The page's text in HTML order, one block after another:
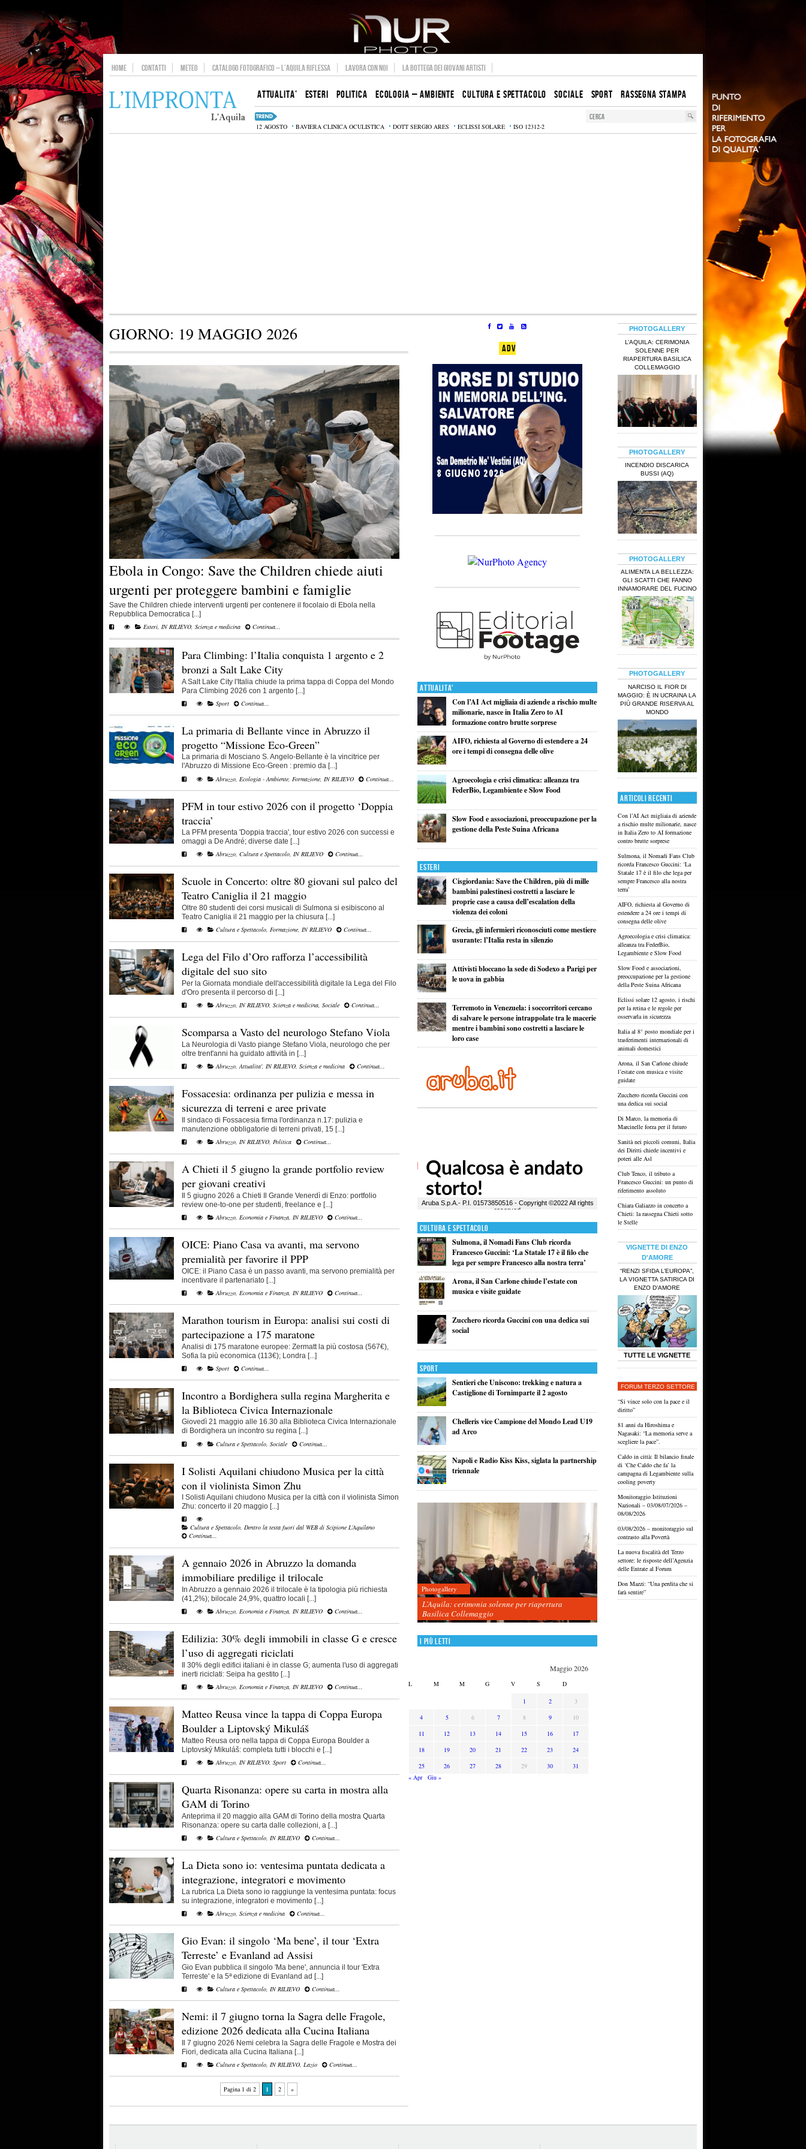
HOME CONTATTI METEO CATALOGO FOTOGRAFICO – L’AQUILA RIFLESSA LAVORA CON NOI LA BOTTEGA DEI GIOVANI ARTISTI
ATTUALITA’ ESTERI POLITICA ECOLOGIA – AMBIENTE CULTURA E SPETTACOLO SOCIALE SPORT RASSEGNA STAMPA
12 AGOSTO BAVIERA CLINICA OCULISTICA DOTT SERGIO ARES ECLISSI SOLARE ISO 12312-2
GIORNO: 19 MAGGIO 2026
Ebola in Congo: Save the Children chiede aiuti
urgenti per proteggere bambini e famiglie
Save the Children chiede interventi urgenti per contenere il focolaio di Ebola nella
Repubblica Democratica [...]
Esteri IN RILIEVO Scienza e medicina Continua...
Para Climbing: l’Italia conquista 1 argento e 2
bronzi a Salt Lake City
A Salt Lake City l'Italia chiude la prima tappa di Coppa del Mondo
Para Climbing 2026 con 1 argento [...]
Sport
Continua...
La primaria di Bellante vince in Abruzzo il
progetto “Missione Eco-Green”
La primaria di Mosciano S. Angelo-Bellante è la vincitrice per
l'Abruzzo di Missione Eco-Green : premio da [...]
Abruzzo Ecologia - Ambiente Formazione IN RILIEVO Continua...
PFM in tour estivo 2026 con il progetto ‘Doppia
traccia’
La PFM presenta 'Doppia traccia', tour estivo 2026 con successi e
omaggi a De André; diverse date [...]
Abruzzo, Cultura e Spettacolo, IN RILIEVO Continua...
Scuole in Concerto: oltre 80 giovani sul palco del
Teatro Caniglia il 21 maggio
Oltre 80 studenti dei corsi musicali di Sulmona si esibiscono al
Teatro Caniglia il 21 maggio per la chiusura [...]
Cultura e Spettacolo, Formazione, IN RILIEVO Continua...
Lega del Filo d’Oro rafforza l’accessibilità
digitale del suo sito
Per la Giornata mondiale dell'accessibilità digitale la Lega del Filo
d'Oro presenta il percorso di [...]
Abruzzo, IN RILIEVO, Scienza e medicina, Sociale Continua...
Scomparsa a Vasto del neurologo Stefano Viola
La Neurologia di Vasto piange Stefano Viola, neurologo che per
oltre trent'anni ha guidato attività in [...]
Abruzzo,Attualita', IN RILIEVO, Scienza e medicina Continua...
Fossacesia: ordinanza per pulizia e messa in
sicurezza di terreni e aree private
Il sindaco di Fossacesia firma l'ordinanza n.17: pulizia e
manutenzione obbligatorie di terreni privati, 15 [...]
Abruzzo, IN RILIEVO, Politica Continua...
A Chieti il 5 giugno la grande portfolio review
per giovani creativi
Il 5 giugno 2026 a Chieti Il Grande Venerdì di Enzo: portfolio
review one-to-one per studenti, freelance e [...]
Abruzzo, Economia e Finanza, IN RILIEVO Continua...
OICE: Piano Casa va avanti, ma servono
premialità per favorire il PPP
OICE: il Piano Casa è un passo avanti, ma servono premialità per
incentivare il partenariato [...]
Abruzzo Economia e Finanza IN RILIEVO Continua...
Marathon tourism in Europa: analisi sui costi di
partecipazione a 175 maratone
Analisi di 175 maratone europee: Zermatt la più costosa (567€),
Sofia la più economica (113€); Londra [...]
Sport
Continua...
Incontro a Bordighera sulla regina Margherita e
la Biblioteca Civica Internazionale
Giovedì 21 maggio alle 16.30 alla Biblioteca Civica Internazionale
di Bordighera un incontro su regina [...]
Cultura e Spettacolo Sociale Continua...
I Solisti Aquilani chiudono Musica per la città
con il violinista Simon Zhu
I Solisti Aquilani chiudono Musica per la città con il violinista Simon
Zhu: concerto il 20 maggio [...]
Cultura e Spettacolo, Dentro la testa fuori dal WEB di Scipione L’Aquilano
Continua...
A gennaio 2026 in Abruzzo la domanda
immobiliare predilige il trilocale
In Abruzzo a gennaio 2026 il trilocale è la tipologia più richiesta
(41,2%); bilocale 24,9%, quattro locali [...]
Abruzzo, Economia e Finanza, IN RILIEVO Continua...
Edilizia: 30% degli immobili in classe G e cresce
l’uso di aggregati riciclati
Il 30% degli edifici italiani è in classe G; aumenta l'uso di aggregati
inerti riciclati: Seipa ha gestito [...]
Abruzzo, Economia e Finanza, IN RILIEVO Continua...
Matteo Reusa vince la tappa di Coppa Europa
Boulder a Liptovský Mikuláš
Matteo Reusa oro nella tappa di Coppa Europa Boulder a
Liptovský Mikuláš: completa tutti i blocchi e [...]
Abruzzo, IN RILIEVO, Sport Continua...
Quarta Risonanza: opere su carta in mostra alla
GAM di Torino
Anteprima il 20 maggio alla GAM di Torino della mostra Quarta
Risonanza: opere su carta dalle collezioni, a [...]
Cultura e Spettacolo, IN RILIEVO Continua...
La Dieta sono io: ventesima puntata dedicata a
integrazione, integratori e movimento
La rubrica La Dieta sono io raggiunge la ventesima puntata: focus
su integrazione, integratori e movimento [...]
Abruzzo, Scienza e medicina Continua...
Gio Evan: il singolo ‘Ma bene’, il tour ‘Extra
Terreste’ e Evanland ad Assisi
Gio Evan pubblica il singolo 'Ma bene', annuncia il tour 'Extra
Terreste' e la 5ª edizione di Evanland ad [...]
Cultura e Spettacolo, IN RILIEVO Continua...
Nemi: il 7 giugno torna la Sagra delle Fragole,
edizione 2026 dedicata alla Cucina Italiana
Il 7 giugno 2026 Nemi celebra la Sagra delle Fragole e Mostra dei
Fiori, dedicata alla Cucina Italiana [...]
Cultura e Spettacolo IN RILIEVO Lazio Continua...
Pagina 1 di 2 1 2 »
ADV
Attualita'
Con l’AI Act migliaia di aziende a rischio multe
milionarie, nasce in Italia Zero to AI
formazione contro brutte sorprese
AIFO, richiesta al Governo di estendere a 24
ore i tempi di consegna delle olive
Agroecologia e crisi climatica: alleanza tra
FederBio, Legambiente e Slow Food
Slow Food e associazioni, preoccupazione per la
gestione della Peste Suina Africana
Esteri
Cisgiordania: Save the Children, più di mille
bambini palestinesi costretti a lasciare le
proprie case a causa dell’escalation della
violenza dei coloni
Grecia, gli infermieri riconosciuti come mestiere
usurante: l’Italia resta in silenzio
Attivisti bloccano la sede di Sodexo a Parigi per
le uova in gabbia
Terremoto in Venezuela: i soccorritori cercano
di salvare le persone intrappolate tra le macerie
mentre i bambini sono costretti a lasciare le
loro case
Cultura e Spettacolo
Sulmona, il Nomadi Fans Club ricorda
Francesco Guccini: ‘La Statale 17 è il filo che
lega per sempre Francesco alla nostra terra’
Arona, il San Carlone chiude l’estate con
musica e visite guidate
Zucchero ricorda Guccini con una dedica sui
social
Sport
Sentieri che Uniscono: trekking e natura a
Castiglione di Tornimparte il 2 agosto
Chelleris vice Campione del Mondo Lead U19
ad Arco
Napoli e Radio Kiss Kiss, siglata la partnership
triennale
Photogallery
L’Aquila: cerimonia solenne per riapertura
Basilica Collemaggio
I più letti
Maggio 2026
L M M G V S D
1 2
3
4
5 6 7 8 9
10
11
12 13 14 15 16
17
18
19 20 21 22 23
24
25
26 27 28 29 30
31
« Apr
Giu »
PHOTOGALLERY
L’AQUILA: CERIMONIA
SOLENNE PER
RIAPERTURA BASILICA
COLLEMAGGIO
PHOTOGALLERY
INCENDIO DISCARICA
BUSSI (AQ)
PHOTOGALLERY
ALIMENTA LA BELLEZZA:
GLI SCATTI CHE FANNO
INNAMORARE DEL FUCINO
PHOTOGALLERY
NARCISO IL FIOR DI
MAGGIO: È IN UCRAINA LA
PIÙ GRANDE RISERVA AL
MONDO
ARTICOLI RECENTI
Con l’AI Act migliaia di aziende
a rischio multe milionarie, nasce
in Italia Zero to AI formazione
contro brutte sorprese
Sulmona, il Nomadi Fans Club
ricorda Francesco Guccini: ‘La
Statale 17 è il filo che lega per
sempre Francesco alla nostra
terra’
AIFO, richiesta al Governo di
estendere a 24 ore i tempi di
consegna delle olive
Agroecologia e crisi climatica:
alleanza tra FederBio,
Legambiente e Slow Food
Slow Food e associazioni,
preoccupazione per la gestione
della Peste Suina Africana
Eclissi solare 12 agosto, i rischi
per la retina e le regole per
osservarla in sicurezza
Italia al 8° posto mondiale per i
trasferimenti internazionali di
animali domestici
Arona, il San Carlone chiude
l’estate con musica e visite
guidate
Zucchero ricorda Guccini con
una dedica sui social
Di Marco, la memoria di
Marcinelle forza per il futuro
Sanità nei piccoli comuni, Italia
dei Diritti chiede incentivi e
poteri alle Asl
Club Tenco, il tributo a
Francesco Guccini: un punto di
riferimento assoluto
Chiara Galiazzo in concerto a
Chieti: la rassegna Chieti sotto
le Stelle
VIGNETTE DI ENZO
D'AMORE
“RENZI SFIDA L’EUROPA”,
LA VIGNETTA SATIRICA DI
ENZO D’AMORE
TUTTE LE VIGNETTE
FORUM TERZO SETTORE
“Si vince solo con la pace e il
diritto”
81 anni da Hiroshima e
Nagasaki: “La memoria serve a
scegliere la pace”.
Caldo in città: Il bilancio finale
di ‘Che Caldo che fa’ la
campagna di Legambiente sulla
cooling poverty
Monitoraggio Istituzioni
Nazionali – 03/08/07/2026 –
08/08/2026
03/08/2026 – monitoraggio sul
contrasto alla Povertà
La nuova fiscalità del Terzo
settore: le risposte dell’Agenzia
delle Entrate al Forum
Don Mazzi: “Una perdita che si
farà sentire”